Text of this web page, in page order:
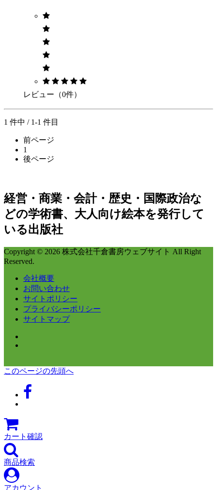
レビュー（0件）
1 件中 / 1-1 件目
前ページ
1
後ページ
経営・商業・会計・歴史・国際政治な
どの学術書、大人向け絵本を発行して
いる出版社
Copyright © 2026 株式会社千倉書房ウェブサイト All Right
Reserved.
会社概要
お問い合わせ
サイトポリシー
プライバシーポリシー
サイトマップ
このページの先頭へ
カート確認
商品検索
アカウント